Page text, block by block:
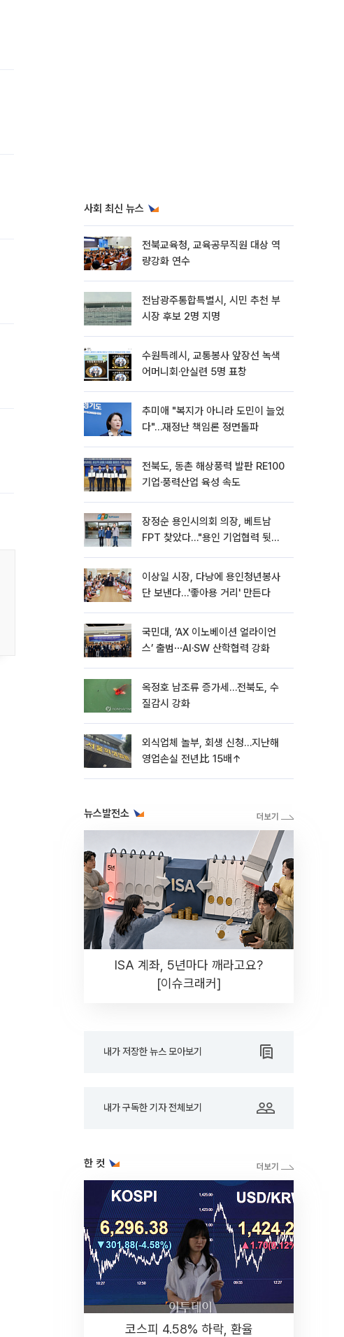
사회 최신 뉴스
전북교육청, 교육공무직원 대상 역
량강화 연수
전남광주통합특별시, 시민 추천 부
시장 후보 2명 지명
수원특례시, 교통봉사 앞장선 녹색
어머니회·안실련 5명 표창
추미애 "복지가 아니라 도민이 늘었
다"…재정난 책임론 정면돌파
전북도, 동촌 해상풍력 발판 RE100
기업·풍력산업 육성 속도
장정순 용인시의회 의장, 베트남
FPT 찾았다…"용인 기업협력 뒷받
이상일 시장, 다낭에 용인청년봉사
단 보낸다…'좋아용 거리' 만든다
국민대, ‘AX 이노베이션 얼라이언
스’ 출범⋯AI·SW 산학협력 강화
옥정호 남조류 증가세…전북도, 수
질감시 강화
외식업체 놀부, 회생 신청…지난해
영업손실 전년比 15배↑
뉴스발전소
ISA 계좌, 5년마다 깨라고요?
[이슈크래커]
내가 저장한 뉴스 모아보기
내가 구독한 기자 전체보기
한 컷
코스피 4.58% 하락, 환율